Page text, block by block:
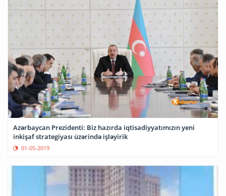
Azərbaycan Prezidenti: Biz hazırda iqtisadiyyatımızın yeni
inkişaf strategiyası üzərində işləyirik
01-05-2019